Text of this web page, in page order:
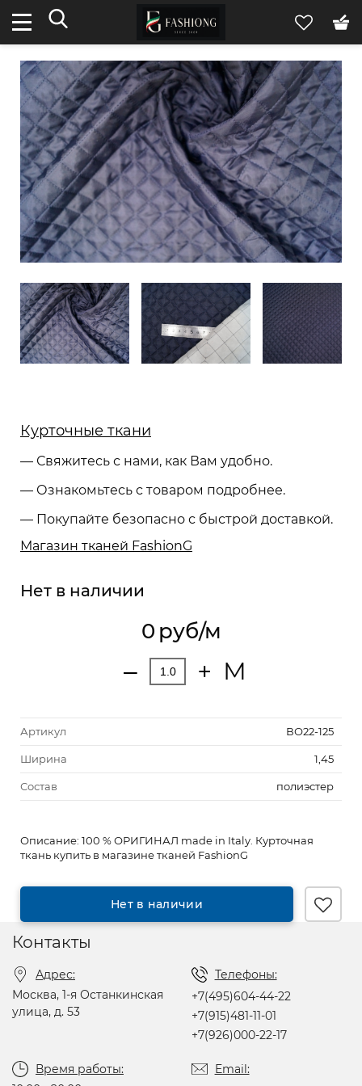
Курточные ткани
— Свяжитесь с нами, как Вам удобно.
— Ознакомьтесь с товаром подробнее.
— Покупайте безопасно с быстрой доставкой.
Магазин тканей FashionG
Нет в наличии
0 руб/м
‒ + М
Артикул ВО22-125
Ширина 1,45
Состав полиэстер
Описание: 100 % ОРИГИНАЛ made in Italy. Курточная
ткань купить в магазине тканей FashionG
Нет в наличии
Контакты
Адрес:
Москва, 1-я Останкинская
улица, д. 53
Телефоны:
+7(495)604-44-22
+7(915)481-11-01
+7(926)000-22-17
Время работы:
Email: